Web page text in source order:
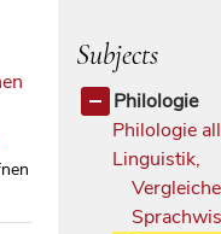
Subjects
Philologie
Philologie
Linguistik,